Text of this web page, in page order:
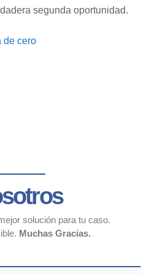
segunda oportunidad.
de cero
solución para tu caso.
Muchas Gracias.